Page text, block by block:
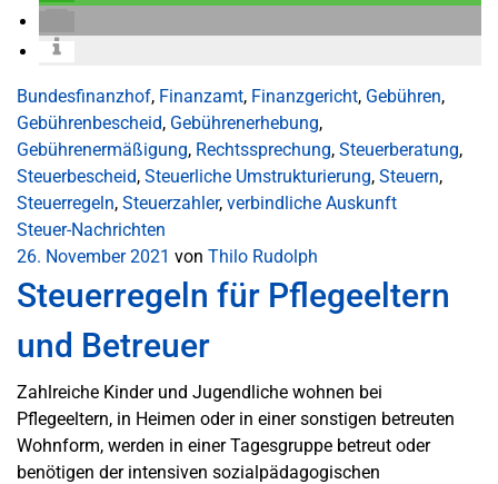
Bundesfinanzhof, Finanzamt, Finanzgericht, Gebühren,
Gebührenbescheid, Gebührenerhebung,
Gebührenermäßigung, Rechtssprechung, Steuerberatung,
Steuerbescheid, Steuerliche Umstrukturierung, Steuern,
Steuerregeln, Steuerzahler, verbindliche Auskunft
Steuer-Nachrichten
26. November 2021 von Thilo Rudolph
Steuerregeln für Pflegeeltern
und Betreuer
Zahlreiche Kinder und Jugendliche wohnen bei
Pflegeeltern, in Heimen oder in einer sonstigen betreuten
Wohnform, werden in einer Tagesgruppe betreut oder
benötigen der intensiven sozialpädagogischen